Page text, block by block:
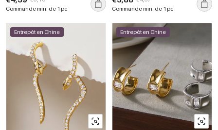
imperméable, couleur or, ornées
de zircon et de pompons.
Commande min. de 1 pc
zircon et perles artificielles.
Commande min. de 1 pc
Entrepôt en Chine Entrepôt en Chine